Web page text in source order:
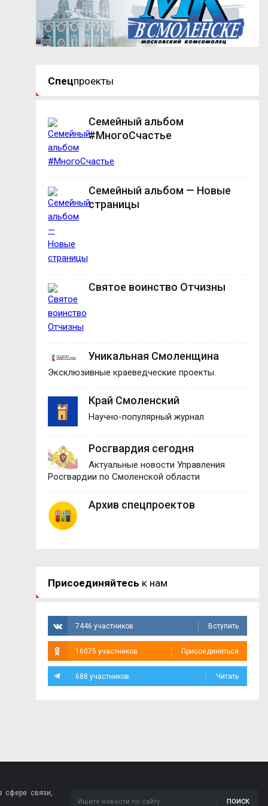
Спецпроекты
Семейный альбом
#МногоСчастье
Семейный альбом — Новые
страницы
Святое воинство Отчизны
Уникальная Смоленщина
Эксклюзивные краеведческие проекты.
Край Смоленский
Научно-популярный журнал
Росгвардия сегодня
Актуальные новости Управления
Росгвардии по Смоленской области
Архив спецпроектов
Присоединяйтесь к нам
7446 участников Вступить
16075 участников Присоединиться
688 участников Читать
сфере связи,
ПОИСК